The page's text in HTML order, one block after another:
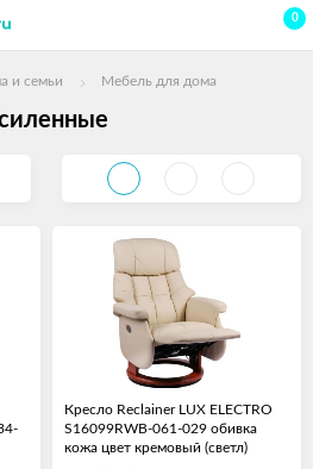
0
и семьи Мебель для дома
Кресло Reclainer LUX ELECTRO
S16099RWB-061-029 обивка
кожа цвет кремовый (светл)